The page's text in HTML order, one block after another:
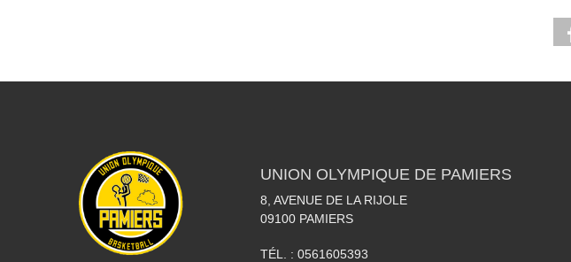
UNION OLYMPIQUE DE PAMIERS
8, AVENUE DE LA RIJOLE
09100 PAMIERS
TÉL. : 0561605393